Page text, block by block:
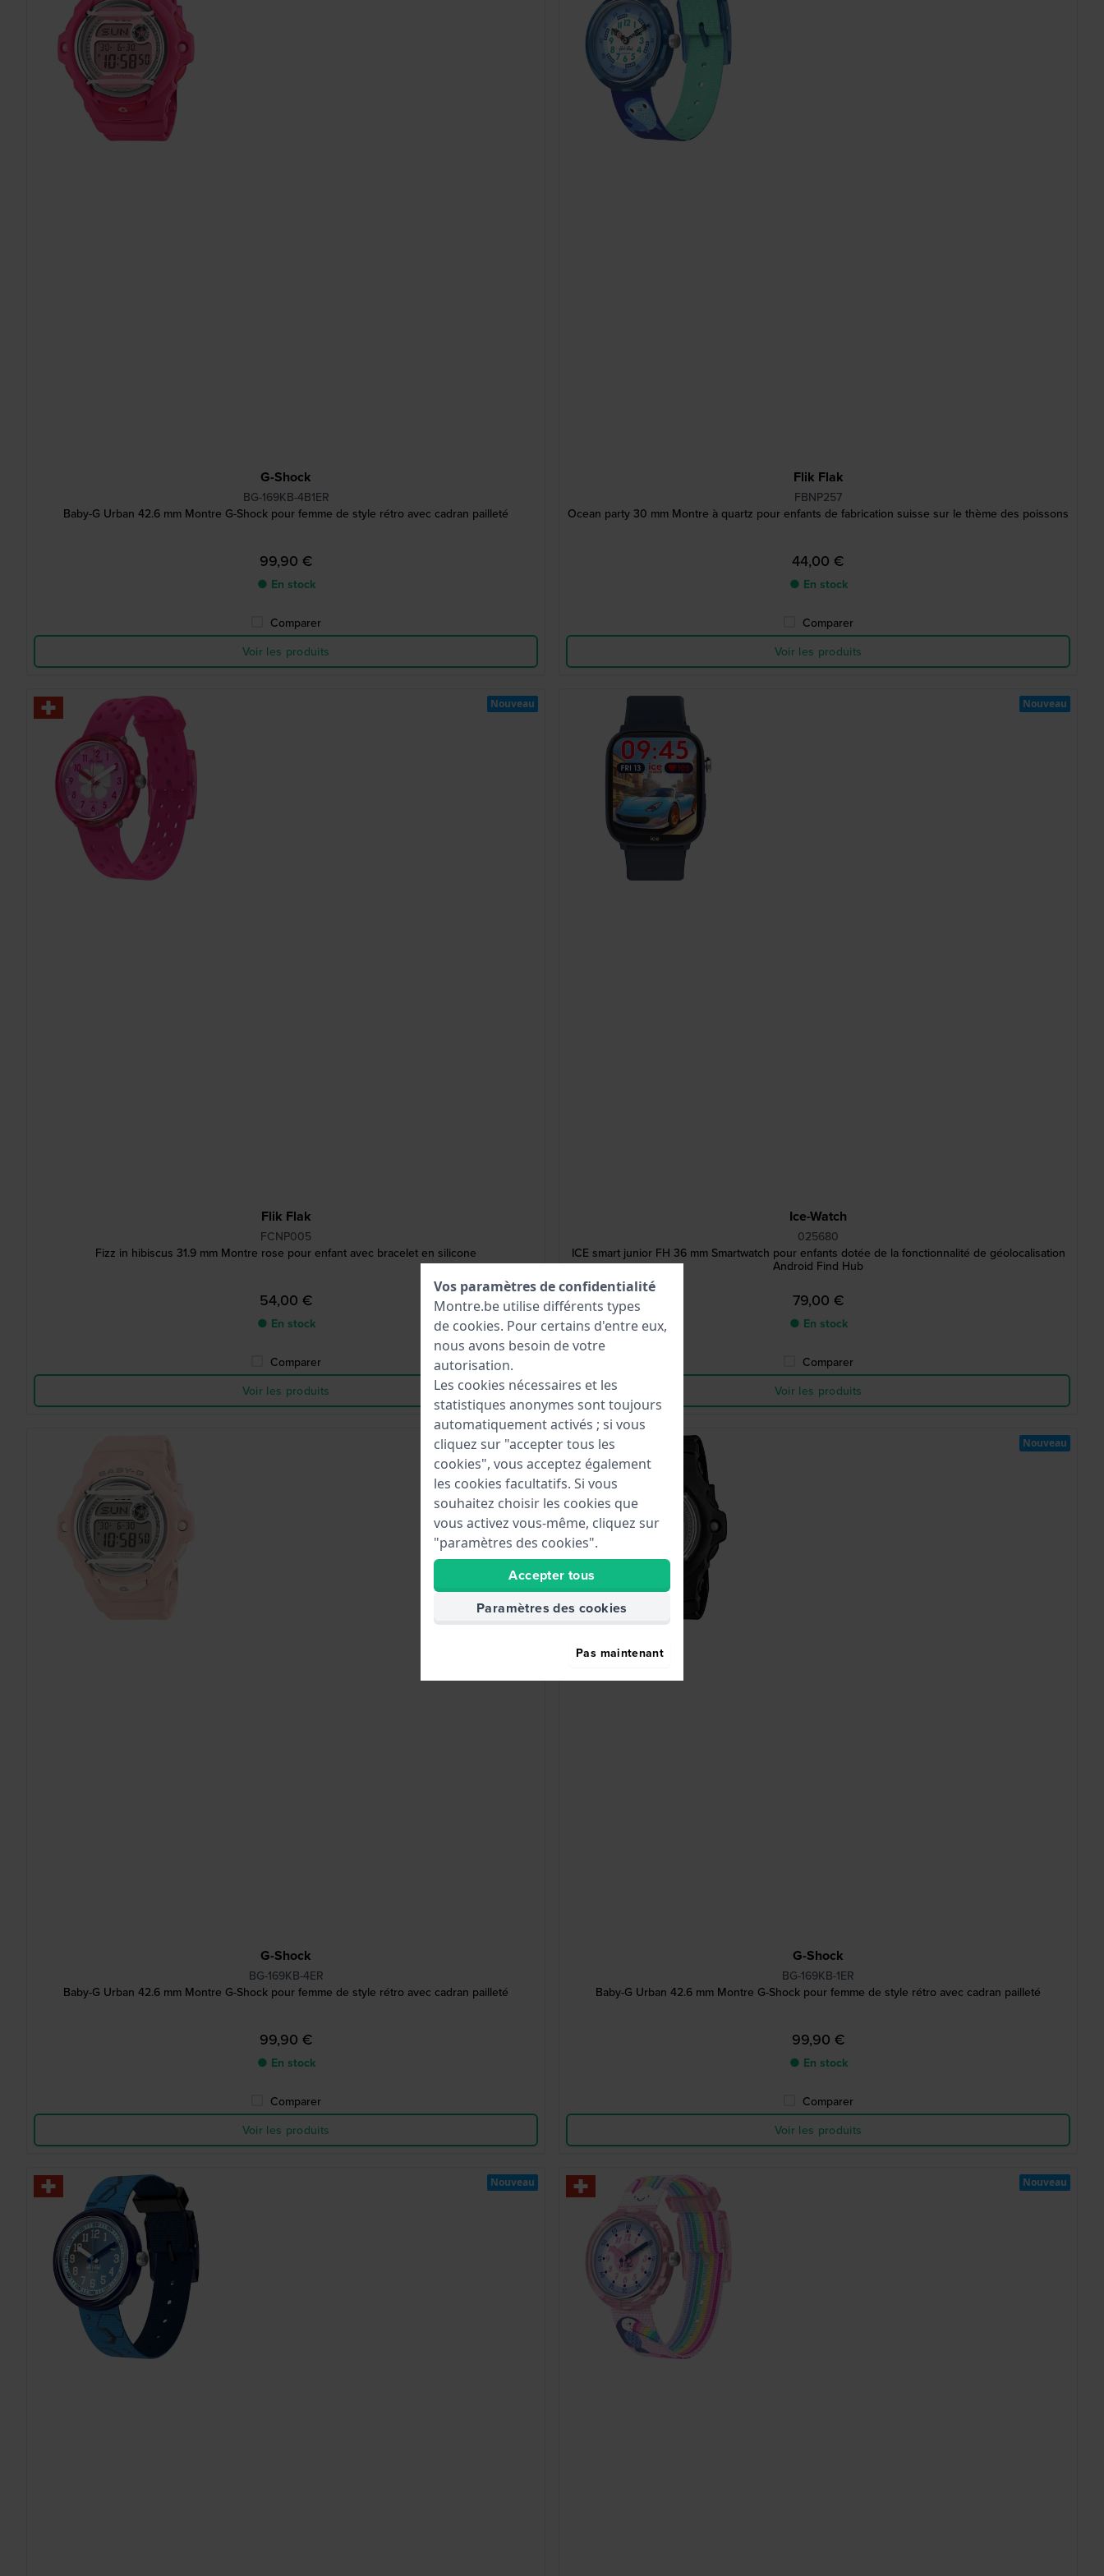
G-Shock
BG-169KB-4B1ER
Baby-G Urban 42.6 mm Montre G-Shock pour femme de style rétro avec cadran pailleté
99,90 €
● En stock
Comparer
Voir les produits
Flik Flak
FBNP257
Ocean party 30 mm Montre à quartz pour enfants de fabrication suisse sur le thème des poissons
44,00 €
● En stock
Comparer
Voir les produits
Flik Flak
FCNP005
Fizz in hibiscus 31.9 mm Montre rose pour enfant avec bracelet en silicone
54,00 €
● En stock
Comparer
Voir les produits
Nouveau
Ice-Watch
025680
ICE smart junior FH 36 mm Smartwatch pour enfants dotée de la fonctionnalité de géolocalisation
Android Find Hub
79,00 €
● En stock
Comparer
Voir les produits
Nouveau
G-Shock
BG-169KB-4ER
Baby-G Urban 42.6 mm Montre G-Shock pour femme de style rétro avec cadran pailleté
99,90 €
● En stock
Comparer
Voir les produits
Nouveau
G-Shock
BG-169KB-1ER
Baby-G Urban 42.6 mm Montre G-Shock pour femme de style rétro avec cadran pailleté
99,90 €
● En stock
Comparer
Voir les produits
Nouveau
Nouveau Nouveau
Vos paramètres de confidentialité
Montre.be utilise différents types
de cookies. Pour certains d'entre eux,
nous avons besoin de votre
autorisation.
Les cookies nécessaires et les
statistiques anonymes sont toujours
automatiquement activés ; si vous
cliquez sur "accepter tous les
cookies", vous acceptez également
les cookies facultatifs. Si vous
souhaitez choisir les cookies que
vous activez vous-même, cliquez sur
"paramètres des cookies".
Accepter tous
Paramètres des cookies
Pas maintenant